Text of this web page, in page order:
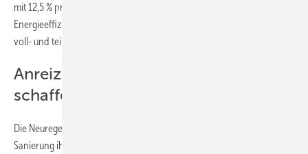
mit 12,5 % prozentual die wenigsten Wohnobjekte mit
Energieeffizienzklasse G oder H und bundesweit der höchste Anteil
voll- und teilsanierter Wohnimmobilien.
Anreiz zur energetischen Sanierung
schaffen
Die Neuregelung soll für Vermieter ein Anreiz zur energetischen
Sanierung ihrer Wohnobjekte sein. Denn je niedriger der CO